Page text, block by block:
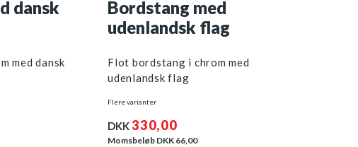
dansk
med dansk
Bordstang med
udenlandsk flag
Flot bordstang i chrom med
udenlandsk flag
Flere varianter
DKK330,00
Momsbeløb DKK 66,00